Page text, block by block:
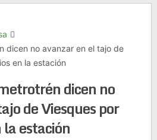
dicen no avanzar en el tajo de
en la estación
dicen no
de Viesques por
estación